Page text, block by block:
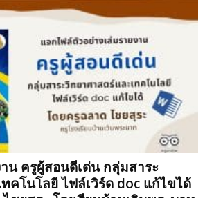
น ครูผู้สอนดีเด่น​ กลุ่มสาระ
คโนโลยี ไฟล์เวิร์ด doc แก้ไขได้